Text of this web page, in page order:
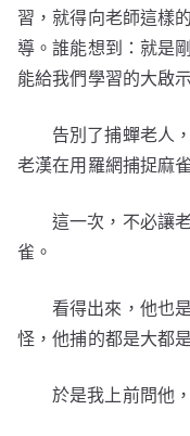
習，就得向老師這樣
導。誰能想到：就是
能給我們學習的大啟
告別了捕蟬老人
老漢在用羅網捕捉麻
這一次，不必讓
雀。
看得出來，他也
怪，他捕的都是大都
於是我上前問他